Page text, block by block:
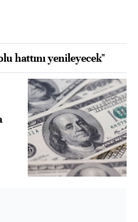
hattını yenileyecek"